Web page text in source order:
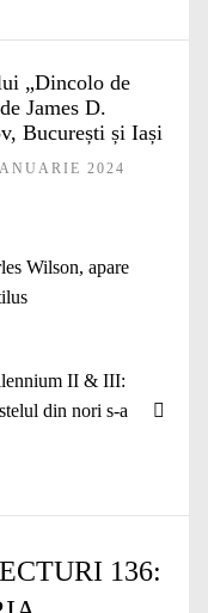
„Dincolo de
James D.
București și Iași
2024
Wilson, apare
II & III:
din nori s-a
136: